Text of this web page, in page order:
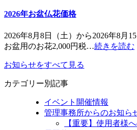
2026年お盆仏花価格
2026年8月8日（土）から2026年8月
お盆用のお花2,000円税…続きを読む
お知らせをすべて見る
カテゴリー別記事
イベント開催情報
管理事務所からのお知ら
【重要】使用者様